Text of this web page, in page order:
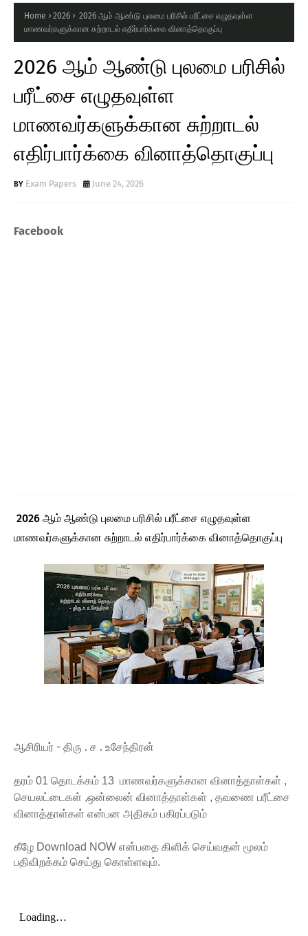
Home 2026
2026 ஆம் ஆண்டு புலமை பரிசில் பரீட்சை எழுதவுள்ள
மாணவர்களுக்கான சுற்றாடல் எதிர்பார்க்கை வினாத்தொகுப்பு
2026 ஆம் ஆண்டு புலமை பரிசில்
பரீட்சை எழுதவுள்ள
மாணவர்களுக்கான சுற்றாடல்
எதிர்பார்க்கை வினாத்தொகுப்பு
Exam Papers June 24, 2026
Facebook
2026 ஆம் ஆண்டு புலமை பரிசில் பரீட்சை எழுதவுள்ள
மாணவர்களுக்கான சுற்றாடல் எதிர்பார்க்கை வினாத்தொகுப்பு
ஆசிரியர் - திரு . ச . உசேந்திரன்
தரம் 01 தொடக்கம் 13 மாணவர்களுக்கான வினாத்தாள்கள் ,
செயலட்டைகள் ,ஒன்லைன் வினாத்தாள்கள் , தவணை பரீட்சை
வினாத்தாள்கள் என்பன அதிகம் பகிரப்படும்
கீழே Download NOW என்பதை கிளிக் செய்வதன்‌ மூலம்
பதிவிறக்கம் செய்து கொள்ளவும்.